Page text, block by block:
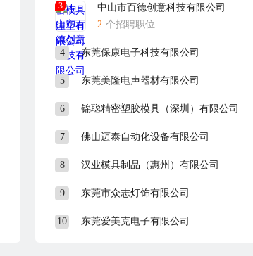
3
中山市百德创意科技有限公司
2 个招聘职位
4 东莞保康电子科技有限公司
5 东莞美隆电声器材有限公司
6 锦聪精密塑胶模具（深圳）有限公司
7 佛山迈泰自动化设备有限公司
8 汉业模具制品（惠州）有限公司
9 东莞市众志灯饰有限公司
10 东莞爱美克电子有限公司